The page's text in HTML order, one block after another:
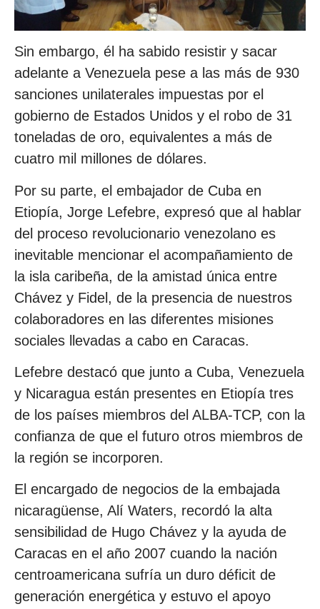
Sin embargo, él ha sabido resistir y sacar
adelante a Venezuela pese a las más de 930
sanciones unilaterales impuestas por el
gobierno de Estados Unidos y el robo de 31
toneladas de oro, equivalentes a más de
cuatro mil millones de dólares.
Por su parte, el embajador de Cuba en
Etiopía, Jorge Lefebre, expresó que al hablar
del proceso revolucionario venezolano es
inevitable mencionar el acompañamiento de
la isla caribeña, de la amistad única entre
Chávez y Fidel, de la presencia de nuestros
colaboradores en las diferentes misiones
sociales llevadas a cabo en Caracas.
Lefebre destacó que junto a Cuba, Venezuela
y Nicaragua están presentes en Etiopía tres
de los países miembros del ALBA-TCP, con la
confianza de que el futuro otros miembros de
la región se incorporen.
El encargado de negocios de la embajada
nicaragüense, Alí Waters, recordó la alta
sensibilidad de Hugo Chávez y la ayuda de
Caracas en el año 2007 cuando la nación
centroamericana sufría un duro déficit de
generación energética y estuvo el apoyo